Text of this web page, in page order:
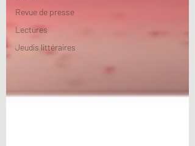
Revue de presse
Lectures
Jeudis littéraires